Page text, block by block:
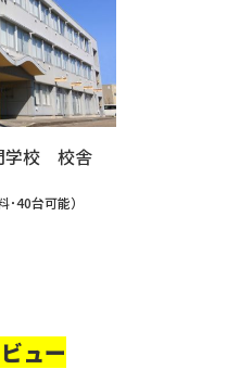
学校 校舎
40台可能）
ュー